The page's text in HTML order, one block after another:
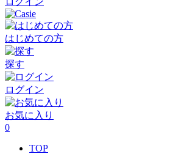
はじめての方
探す
ログイン
お気に入り
0
TOP